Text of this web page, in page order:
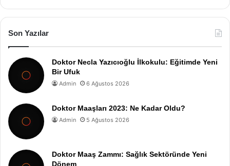
Son Yazılar
Doktor Necla Yazıcıoğlu İlkokulu: Eğitimde Yeni
Bir Ufuk
Admin 6 Ağustos 2026
Doktor Maaşları 2023: Ne Kadar Oldu?
Admin 5 Ağustos 2026
Doktor Maaş Zammı: Sağlık Sektöründe Yeni
Dönem